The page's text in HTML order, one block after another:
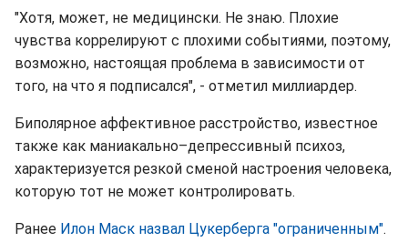
"Хотя, может, не медицински. Не знаю. Плохие
чувства коррелируют с плохими событиями, поэтому,
возможно, настоящая проблема в зависимости от
того, на что я подписался", - отметил миллиардер.
Биполярное аффективное расстройство, известное
также как маниакально–депрессивный психоз,
характеризуется резкой сменой настроения человека,
которую тот не может контролировать.
Ранее Илон Маск назвал Цукерберга "ограниченным".